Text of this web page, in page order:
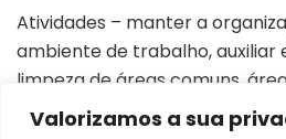
Valorizamos a sua
Atividades – manter a
ambiente de trabalho, auxiliar
limpeza de áreas comuns,
cozinha.